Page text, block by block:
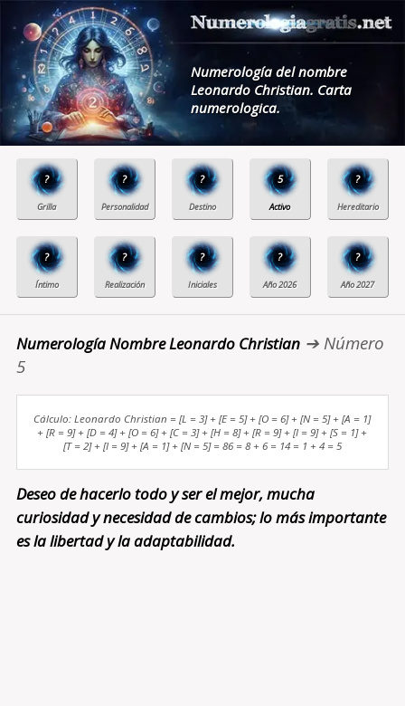
Numerología del nombre
Leonardo Christian. Carta
numerologica.
? ? ? 5 ?
? ? ? ? ?
Numerología Nombre Leonardo Christian➔ Número
5
Cálculo: Leonardo Christian = [L = 3] + [E = 5] + [O = 6] + [N = 5] + [A = 1]
+ [R = 9] + [D = 4] + [O = 6] + [C = 3] + [H = 8] + [R = 9] + [I = 9] + [S = 1] +
[T = 2] + [I = 9] + [A = 1] + [N = 5] = 86 = 8 + 6 = 14 = 1 + 4 = 5
Deseo de hacerlo todo y ser el mejor, mucha
curiosidad y necesidad de cambios; lo más importante
es la libertad y la adaptabilidad.